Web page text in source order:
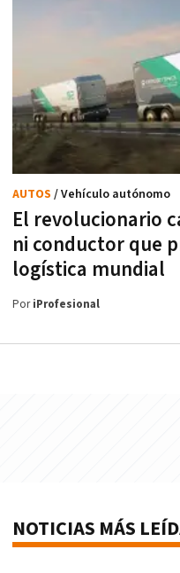
El revolucionario
ni conductor que
logística mundial
AUTOS / Vehículo autónomo
PoriProfesional
NOTICIAS MÁS